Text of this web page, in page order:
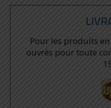
Pour les produits
ouvrés pour toute